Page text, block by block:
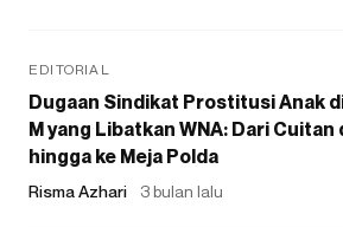
EDITORIAL
Dugaan Sindikat Prostitusi Anak
M yang Libatkan WNA: Dari Cuitan
hingga ke Meja Polda
Risma Azhari 3 bulan lalu